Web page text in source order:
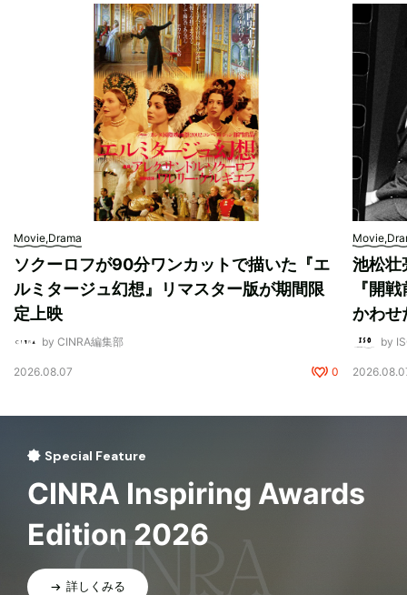
Movie,Drama
ソクーロフが90分ワンカットで描いた『エ
ルミタージュ幻想』リマスター版が期間限
定上映
by CINRA編集部
2026.08.07 0
池松壮
『開
かわせ
by
Special Feature
CINRA Inspiring Awards
Edition 2026
詳しくみる